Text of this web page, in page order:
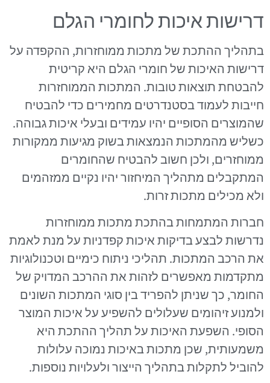
דרישות איכות לחומרי הגלם
בתהליך ההתכת של מתכות ממוחזרות, ההקפדה על
דרישות האיכות של חומרי הגלם היא קריטית
להבטחת תוצאות טובות. המתכות הממוחזרות
חייבות לעמוד בסטנדרטים מחמירים כדי להבטיח
שהמוצרים הסופיים יהיו עמידים ובעלי איכות גבוהה.
כשליש מהמתכות הנמצאות בשוק מגיעות ממקורות
ממוחזרים, ולכן חשוב להבטיח שהחומרים
המתקבלים מתהליך המיחזור יהיו נקיים ממזהמים
ולא מכילים מתכות זרות.
חברות המתמחות בהתכת מתכות ממוחזרות
נדרשות לבצע בדיקות איכות קפדניות על מנת לאמת
את הרכב המתכות. תהליכי ניתוח כימיים וטכנולוגיות
מתקדמות מאפשרים לזהות את ההרכב המדויק של
החומר, כך שניתן להפריד בין סוגי המתכות השונים
ולמנוע זיהומים שעלולים להשפיע על איכות המוצר
הסופי. השפעת האיכות על תהליך ההתכת היא
משמעותית, שכן מתכות באיכות נמוכה עלולות
להוביל לתקלות בתהליך הייצור ולעלויות נוספות.